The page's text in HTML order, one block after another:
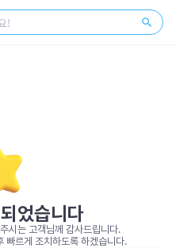
었습니다
시는 고객님께 감사드립니다.
빠르게 조치하도록 하겠습니다.